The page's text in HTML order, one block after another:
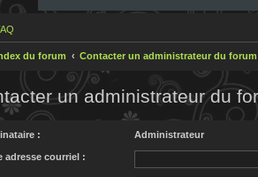
du forum Contacter un administrateur du forum
un administrateur du
: Administrateur
adresse courriel :